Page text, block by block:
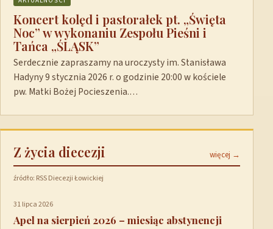
Koncert kolęd i pastorałek pt. „Święta
Noc” w wykonaniu Zespołu Pieśni i
Tańca „ŚLĄSK”
Serdecznie zapraszamy na uroczysty im. Stanisława
Hadyny 9 stycznia 2026 r. o godzinie 20:00 w kościele
pw. Matki Bożej Pocieszenia.…
Z życia diecezji więcej →
źródło: RSS Diecezji Łowickiej
31 lipca 2026
Apel na sierpień 2026 – miesiąc abstynencji